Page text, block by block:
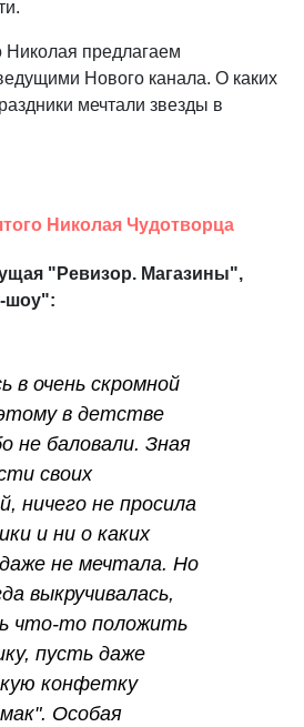
Николая предлагаем
Нового канала. О каких
мечтали звезды в
Николая Чудотворца
"Ревизор. Магазины",
шоу":
в очень скромной
в детстве
не баловали. Зная
своих
ничего не просила
и ни о каких
не мечтала. Но
выкручивалась,
что-то положить
пусть даже
конфетку
Особая